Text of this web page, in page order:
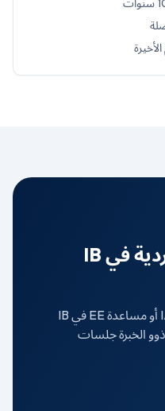
في IB
IB
؟ يقدم مدرسو IB ذوو الخبرة جلسات